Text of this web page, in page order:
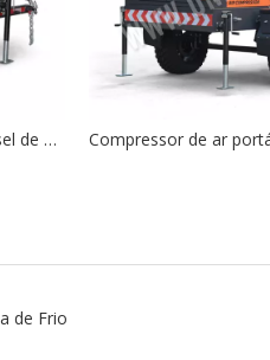
265CFM Compressor de ar diesel de alta qualidade Compressor de ar de parafuso portátil diesel
de Frio